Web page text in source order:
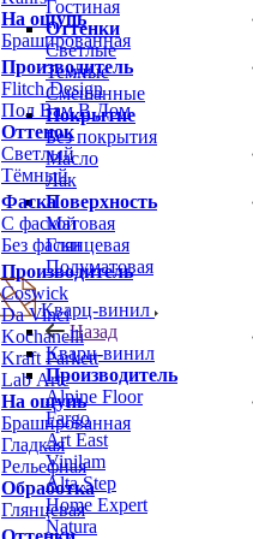
На ощупь
Брашированная
Производитель
Flitch Design
Пол Вам В Дом
Оттенок
Светлый
Тёмный
Фаска
С фаской
Без фаски
Производитель
Coswick
Da Vinci
Kochanelli
Kraft Parkett
Lab Arte
На ощупь
Брашированная
Гладкая
Рельефная
Обработка
Глянцевая
Гостиная
Оттенки
Светлые
Темные
Смешанные
Покрытие
Без покрытия
Масло
Лак
Поверхность
Матовая
Глянцевая
Полуматовая
Кварц-винил
Назад
Кварц-винил
Производитель
Alpine Floor
Fargo
Art East
Vinilam
Alta Step
Home Expert
Natura